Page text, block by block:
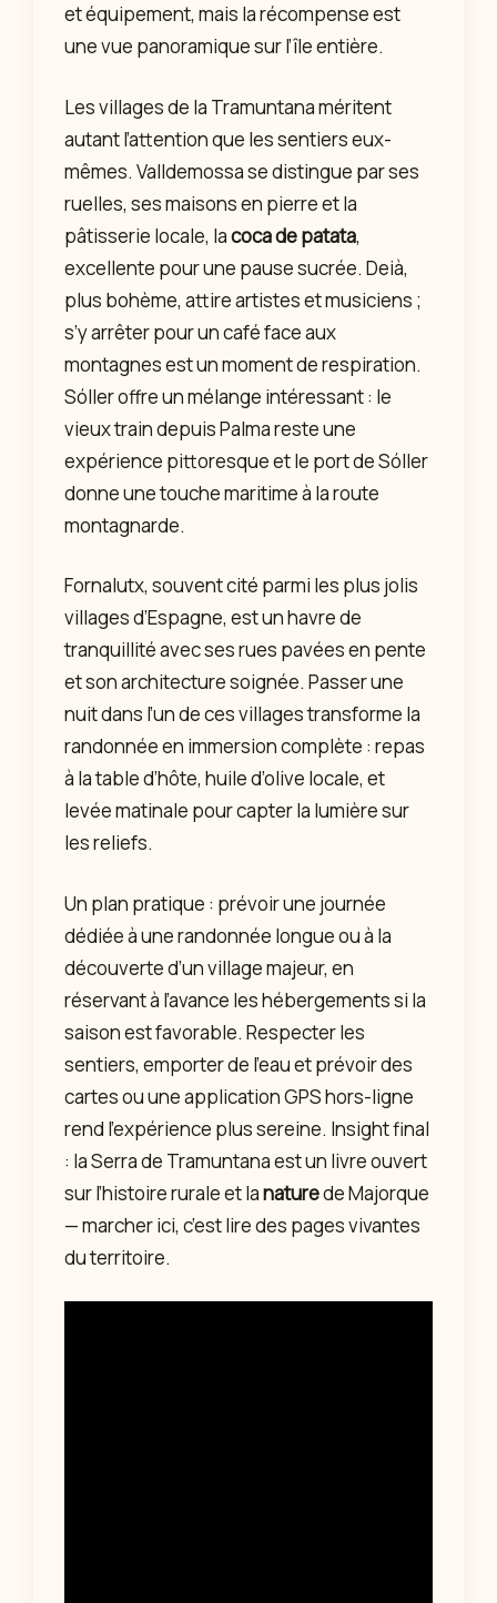
et équipement, mais la récompense est
une vue panoramique sur l’île entière.
Les villages de la Tramuntana méritent
autant l’attention que les sentiers eux-
mêmes. Valldemossa se distingue par ses
ruelles, ses maisons en pierre et la
pâtisserie locale, lacoca de patata,
excellente pour une pause sucrée. Deià,
plus bohème, attire artistes et musiciens ;
s’y arrêter pour un café face aux
montagnes est un moment de respiration.
Sóller offre un mélange intéressant : le
vieux train depuis Palma reste une
expérience pittoresque et le port de Sóller
donne une touche maritime à la route
montagnarde.
Fornalutx, souvent cité parmi les plus jolis
villages d’Espagne, est un havre de
tranquillité avec ses rues pavées en pente
et son architecture soignée. Passer une
nuit dans l’un de ces villages transforme la
randonnée en immersion complète : repas
à la table d’hôte, huile d’olive locale, et
levée matinale pour capter la lumière sur
les reliefs.
Un plan pratique : prévoir une journée
dédiée à une randonnée longue ou à la
découverte d’un village majeur, en
réservant à l’avance les hébergements si la
saison est favorable. Respecter les
sentiers, emporter de l’eau et prévoir des
cartes ou une application GPS hors-ligne
rend l’expérience plus sereine. Insight final
: la Serra de Tramuntana est un livre ouvert
sur l’histoire rurale et lanaturede Majorque
— marcher ici, c’est lire des pages vivantes
du territoire.